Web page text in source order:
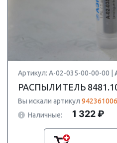
Артикул: А-02-035-00-00-00 |
РАСПЫЛИТЕЛЬ
Вы искали артикул
Наличные:
1 322 ₽